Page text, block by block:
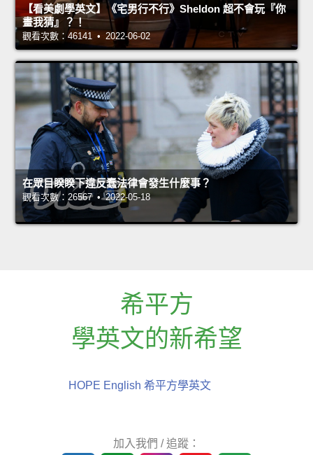
【看美劇學英文】《宅男行不行》Sheldon 超不會玩『你
畫我猜』？！
觀看次數：46141 • 2022-06-02
在眾目睽睽下違反蠢法律會發生什麼事？
觀看次數：26567 • 2022-05-18
希平方
學英文的新希望
HOPE English 希平方學英文
加入我們 / 追蹤：